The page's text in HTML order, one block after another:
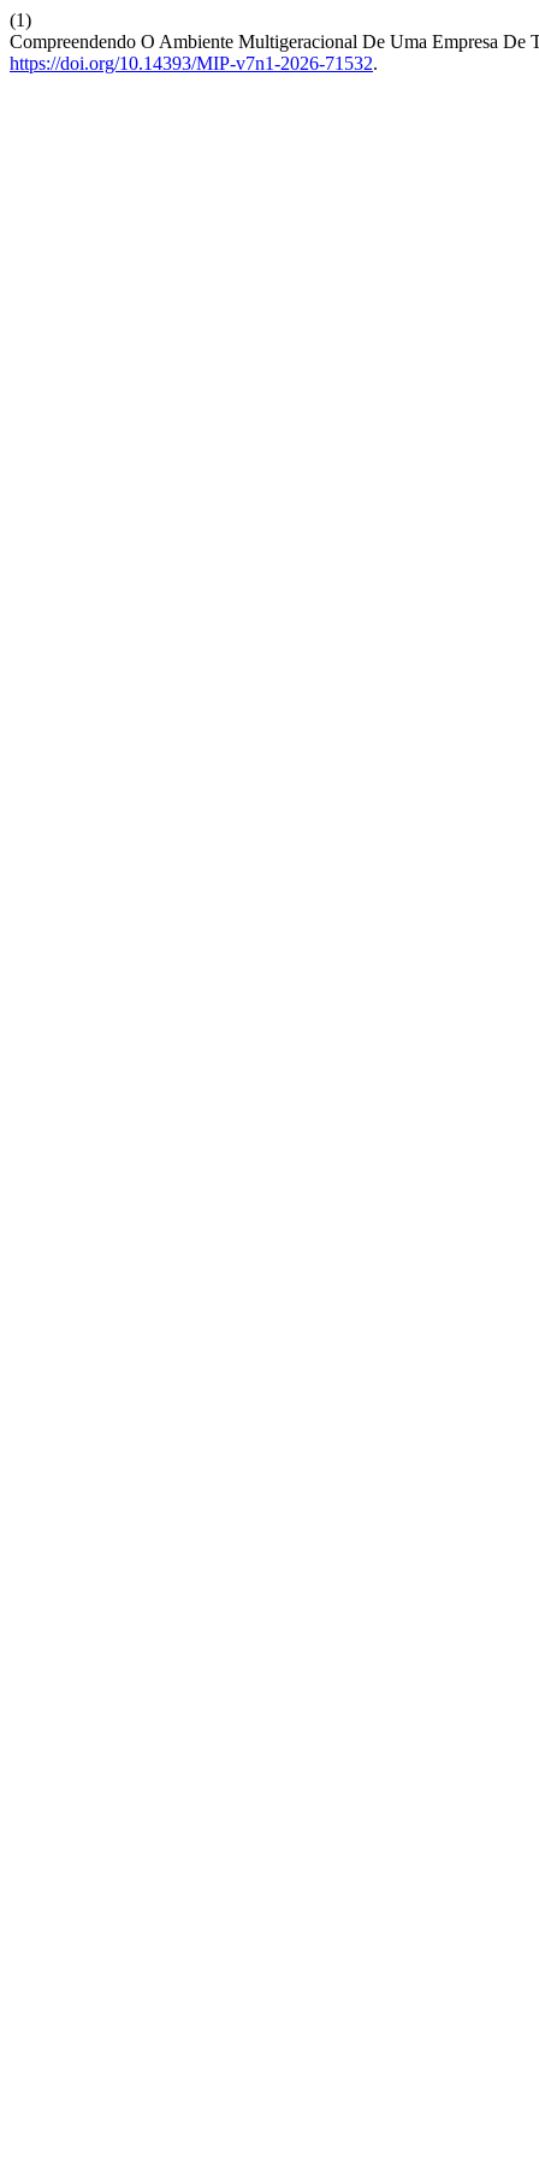
(1)
Compreendendo O Ambiente Multigeracional De Uma Empresa
https://doi.org/10.14393/MIP-v7n1-2026-71532.